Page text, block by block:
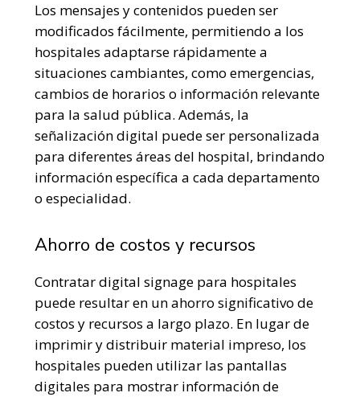
Los mensajes y contenidos pueden ser
modificados fácilmente, permitiendo a los
hospitales adaptarse rápidamente a
situaciones cambiantes, como emergencias,
cambios de horarios o información relevante
para la salud pública. Además, la
señalización digital puede ser personalizada
para diferentes áreas del hospital, brindando
información específica a cada departamento
o especialidad.
Ahorro de costos y recursos
Contratar digital signage para hospitales
puede resultar en un ahorro significativo de
costos y recursos a largo plazo. En lugar de
imprimir y distribuir material impreso, los
hospitales pueden utilizar las pantallas
digitales para mostrar información de